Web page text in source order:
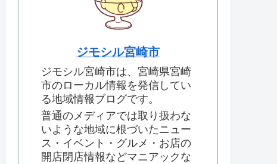
ジモシル宮崎市
ジモシル宮崎市は、宮崎県宮崎
市のローカル情報を発信してい
る地域情報ブログです。
普通のメディアでは取り扱わな
いような地域に根づいたニュー
ス・イベント・グルメ・お店の
開店閉店情報などマニアックな